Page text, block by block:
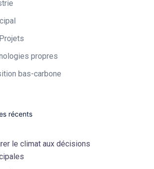
propres​
bas-carbone
récents
le climat aux décisions